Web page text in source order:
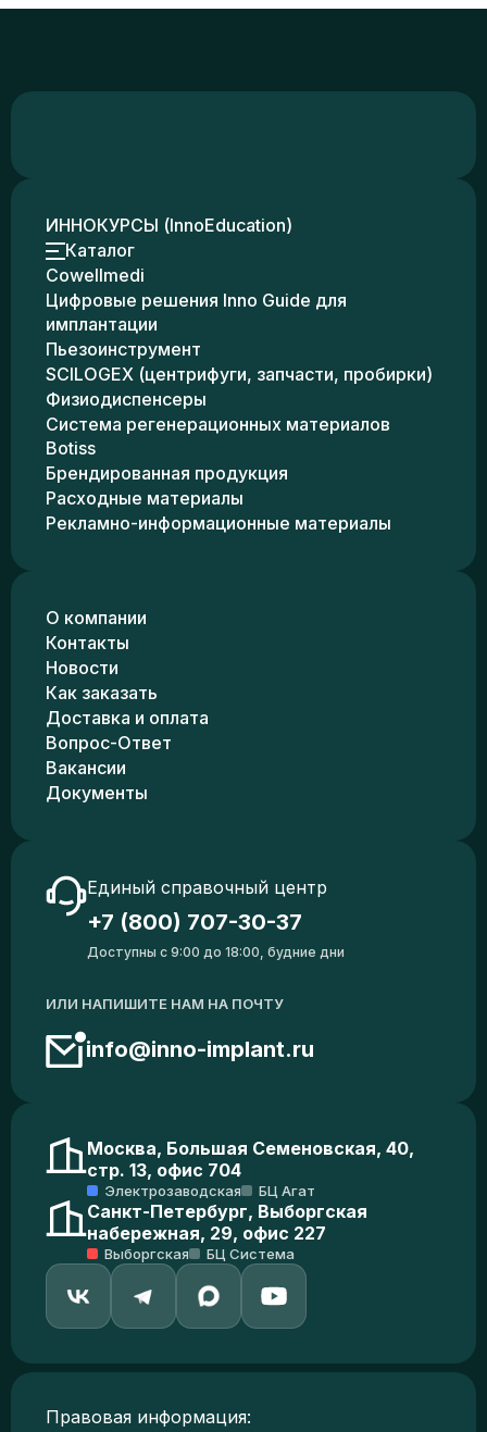
ИННОКУРСЫ (InnoEducation)
Каталог
Cowellmedi
Цифровые решения Inno Guide для
имплантации
Пьезоинструмент
SCILOGEX (центрифуги, запчасти, пробирки)
Физиодиспенсеры
Система регенерационных материалов
Botiss
Брендированная продукция
Расходные материалы
Рекламно-информационные материалы
О компании
Контакты
Новости
Как заказать
Доставка и оплата
Вопрос-Ответ
Вакансии
Документы
Единый справочный центр
+7 (800) 707-30-37
Доступны с 9:00 до 18:00, будние дни
ИЛИ НАПИШИТЕ НАМ НА ПОЧТУ
info@inno-implant.ru
Москва, Большая Семеновская, 40,
стр. 13, офис 704
Электрозаводская БЦ Агат
Санкт-Петербург, Выборгская
набережная, 29, офис 227
Выборгская БЦ Система
Правовая информация: